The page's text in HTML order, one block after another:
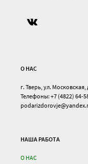
О НАС
г. Тверь, ул. Московская,
Телефоны: +7 (4822) 64-
НАША РАБОТА
О НАС